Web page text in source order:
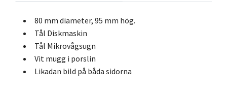
80 mm diameter, 95 mm hög.
Tål Diskmaskin
Tål Mikrovågsugn
Vit mugg i porslin
Likadan bild på båda sidorna